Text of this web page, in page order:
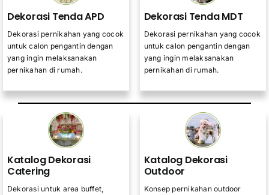
Dekorasi Tenda APD
Dekorasi pernikahan yang cocok
untuk calon pengantin dengan
yang ingin melaksanakan
pernikahan di rumah.
Dekorasi Tenda MDT
Dekorasi pernikahan yang cocok
untuk calon pengantin dengan
yang ingin melaksanakan
pernikahan di rumah.
Katalog Dekorasi
Catering
Dekorasi untuk area buffet,
Katalog Dekorasi
Outdoor
Konsep pernikahan outdoor